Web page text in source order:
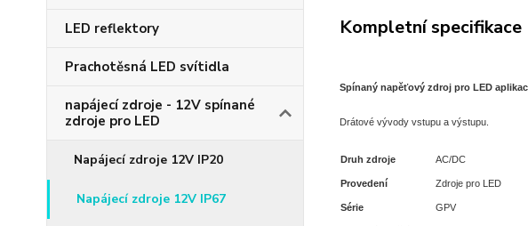
LED reflektory
Prachotěsná LED svítidla
napájecí zdroje - 12V spínané
zdroje pro LED
Napájecí zdroje 12V IP20
Napájecí zdroje 12V IP67
Kompletní specifikace
Spínaný napěťový zdroj pro LED
Drátové vývody vstupu a výstupu.
Druh zdroje AC/DC
Provedení Zdroje pro LED
Série GPV